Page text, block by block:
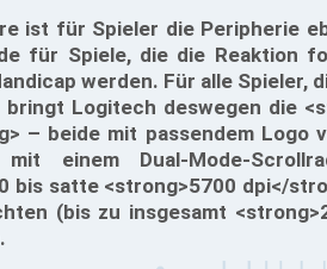
ist für Spieler die Peripherie
für Spiele, die die Reaktion
werden. Für alle Spieler,
Logitech deswegen die
– beide mit passendem Logo
mit einem Dual-Mode-
bis satte <strong>5700 dpi</
(bis zu insgesamt